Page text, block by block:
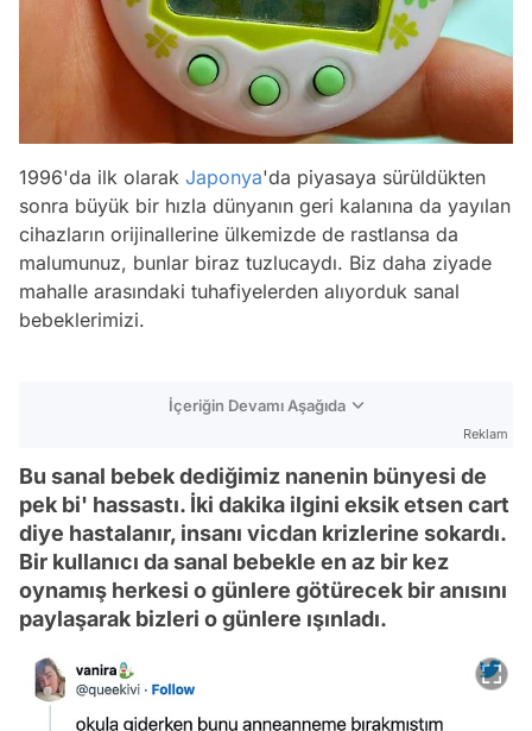
1996'da ilk olarak Japonya'da piyasaya sürüldükten
sonra büyük bir hızla dünyanın geri kalanına da yayılan
cihazların orijinallerine ülkemizde de rastlansa da
malumunuz, bunlar biraz tuzlucaydı. Biz daha ziyade
mahalle arasındaki tuhafiyelerden alıyorduk sanal
bebeklerimizi.
İçeriğin Devamı Aşağıda
Reklam
Bu sanal bebek dediğimiz nanenin bünyesi de
pek bi' hassastı. İki dakika ilgini eksik etsen cart
diye hastalanır, insanı vicdan krizlerine sokardı.
Bir kullanıcı da sanal bebekle en az bir kez
oynamış herkesi o günlere götürecek bir anısını
paylaşarak bizleri o günlere ışınladı.